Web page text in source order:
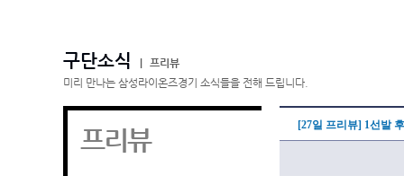
구단소식
프리뷰
미리 만나는 삼성라이온즈경기 소식들을 전해 드립니다.
프리뷰 [27일 프리뷰] 1선발